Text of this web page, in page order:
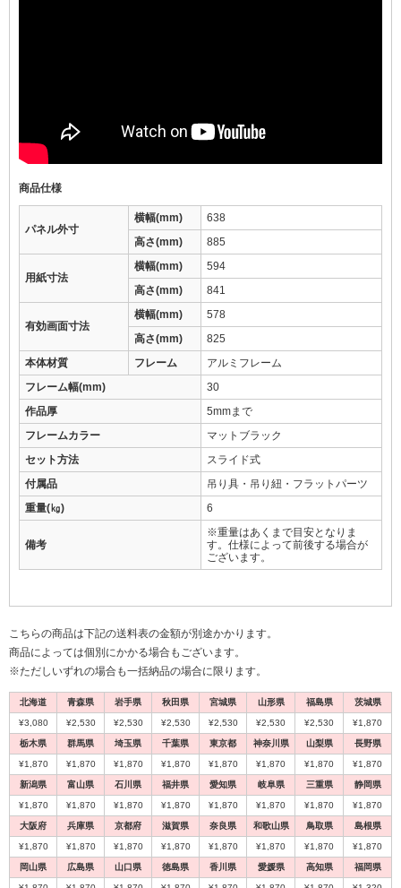
商品仕様
パネル外寸
横幅(mm)
638
高さ(mm)
885
用紙寸法
横幅(mm)
594
高さ(mm)
841
有効画面寸法
横幅(mm)
578
高さ(mm)
825
本体材質
フレーム
アルミフレーム
フレーム幅(mm)
30
作品厚
5mmまで
フレームカラー
マットブラック
セット方法
スライド式
付属品
吊り具・吊り紐・フラットパーツ
重量(㎏)
6
備考
※重量はあくまで目安となりま
す。仕様によって前後する場合が
ございます。
こちらの商品は下記の送料表の金額が別途かかります。
商品によっては個別にかかる場合もございます。
※ただしいずれの場合も一括納品の場合に限ります。
北海道 青森県 岩手県 秋田県 宮城県 山形県 福島県 茨城県
¥3,080 ¥2,530 ¥2,530 ¥2,530 ¥2,530 ¥2,530 ¥2,530 ¥1,870
栃木県 群馬県 埼玉県 千葉県 東京都 神奈川県 山梨県 長野県
¥1,870 ¥1,870 ¥1,870 ¥1,870 ¥1,870 ¥1,870 ¥1,870 ¥1,870
新潟県 富山県 石川県 福井県 愛知県 岐阜県 三重県 静岡県
¥1,870 ¥1,870 ¥1,870 ¥1,870 ¥1,870 ¥1,870 ¥1,870 ¥1,870
大阪府 兵庫県 京都府 滋賀県 奈良県 和歌山県 鳥取県 島根県
¥1,870 ¥1,870 ¥1,870 ¥1,870 ¥1,870 ¥1,870 ¥1,870 ¥1,870
岡山県 広島県 山口県 徳島県 香川県 愛媛県 高知県 福岡県